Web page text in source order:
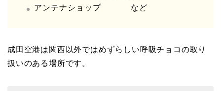
アンテナショップ など
成田空港は関西以外ではめずらしい呼吸チョコの取り
扱いのある場所です。